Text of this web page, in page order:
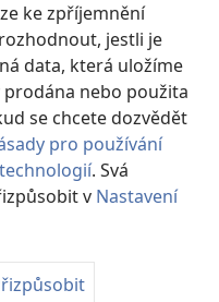
ke zpříjemnění
jestli je
data, která uložíme
nebo použita
se chcete dozvědět
pro používání
. Svá
v Nastavení
Society of Pennsylvania.